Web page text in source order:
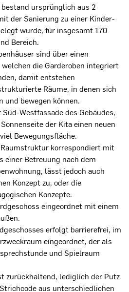
bestand ursprünglich aus 2
der Sanierung zu einer Kinder-
wurde, für insgesamt 170
Bereich.
sind über einen
die Garderoben integriert
damit entstehen
Räume, in denen sich
und bewegen können.
Westfassade des Gebäudes,
der Kita einen neuen
Bewegungsfläche.
korrespondiert mit
einer Betreuung nach dem
lässt jedoch auch
Konzept zu, oder die
Konzepte.
eingeordnet mit einem
erfolgt barrierefrei, im
eingeordnet, der als
und Spielraum
zurückhaltend, lediglich der Putz
aus unterschiedlichen